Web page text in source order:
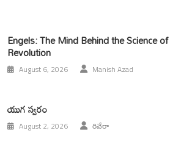
Engels: The Mind Behind the Science of
Revolution
August 6, 2026 Manish Azad
యుగ స్వ‌రం
August 2, 2026 రివేరా